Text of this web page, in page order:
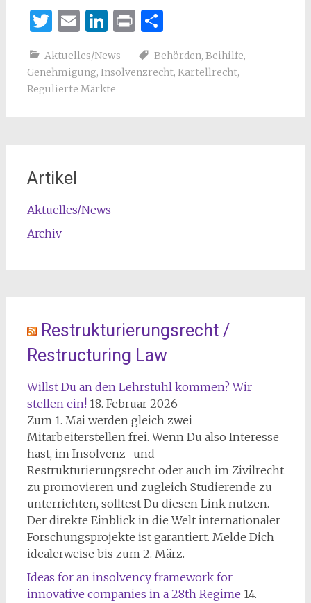
Twitter
Email
LinkedIn
PrintTeilen
Aktuelles/News Behörden, Beihilfe,
Genehmigung, Insolvenzrecht, Kartellrecht,
Regulierte Märkte
Artikel
Aktuelles/News
Archiv
Restrukturierungsrecht /
Restructuring Law
Willst Du an den Lehrstuhl kommen? Wir
stellen ein! 18. Februar 2026
Zum 1. Mai werden gleich zwei
Mitarbeiterstellen frei. Wenn Du also Interesse
hast, im Insolvenz- und
Restrukturierungsrecht oder auch im Zivilrecht
zu promovieren und zugleich Studierende zu
unterrichten, solltest Du diesen Link nutzen.
Der direkte Einblick in die Welt internationaler
Forschungsprojekte ist garantiert. Melde Dich
idealerweise bis zum 2. März.
Ideas for an insolvency framework for
innovative companies in a 28th Regime 14.